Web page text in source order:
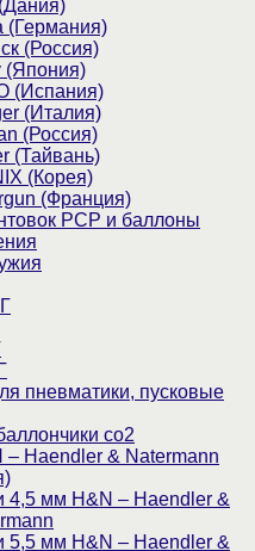
(Германия)
(Россия)
(Япония)
(Испания)
(Италия)
(Россия)
(Тайвань)
(Корея)
(Франция)
PCP и баллоны
пневматики, пусковые
со2
– Haendler & Natermann
4,5 мм H&N – Haendler &
5,5 мм H&N – Haendler &